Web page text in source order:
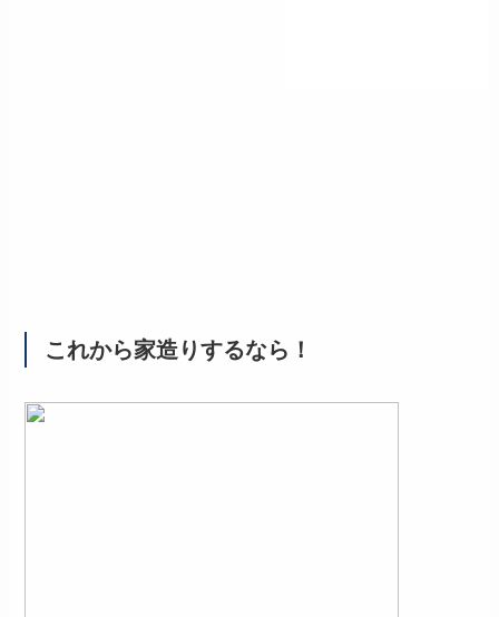
これから家造りするなら！